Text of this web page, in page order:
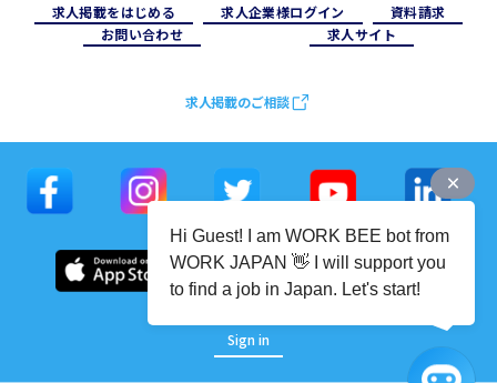
求⼈掲載をはじめる 求⼈企業様ログイン
資料請求
お問い合わせ
求⼈サイト
求人掲載のご相談
Sign in
Hi Guest! I am WORK BEE bot from
WORK JAPAN 👋 I will support you
to find a job in Japan. Let's start!